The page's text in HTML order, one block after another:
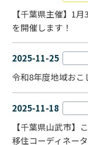
【千葉県主催】1
を開催します！
2025-11-25
令和8年度地域おこ
2025-11-18
【千葉県山武市
移住コーディネー